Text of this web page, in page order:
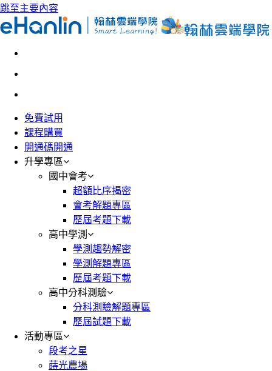
跳至主要內容
免費試用
課程購買
開通碼開通
升學專區
國中會考
超額比序揭密
會考解題專區
歷屆考題下載
高中學測
學測趨勢解密
學測解題專區
歷屆考題下載
高中分科測驗
分科測驗解題專區
歷屆試題下載
活動專區
段考之星
蒔光農場